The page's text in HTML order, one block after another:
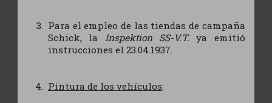
Para el empleo de las tiendas de campaña
Schick, la
Inspektion SS-V.T. ya emitió
instrucciones el 23.04.1937.
Pintura de los vehículos: